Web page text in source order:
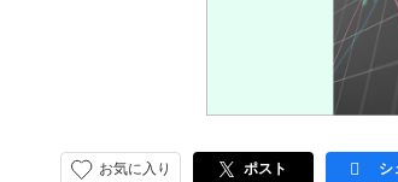
お気に入り ポスト シ